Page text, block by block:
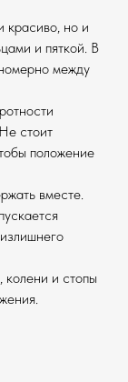
красиво, но и
и пяткой. В
между
стоит
положение
вместе.
колени и стопы